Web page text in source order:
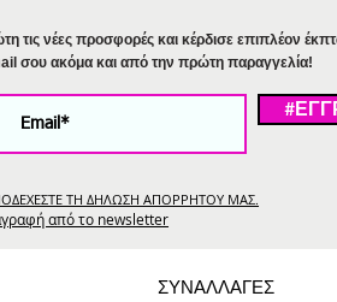
τις νέες προσφορές και κέρδισε επιπλέον
σου ακόμα και από την πρώτη παραγγελία!
ΤΗ ΔΗΛΩΣΗ ΑΠΟΡΡΗΤΟΥ ΜΑΣ.
από το newsletter
ΣΥΝΑΛΛΑΓΕΣ